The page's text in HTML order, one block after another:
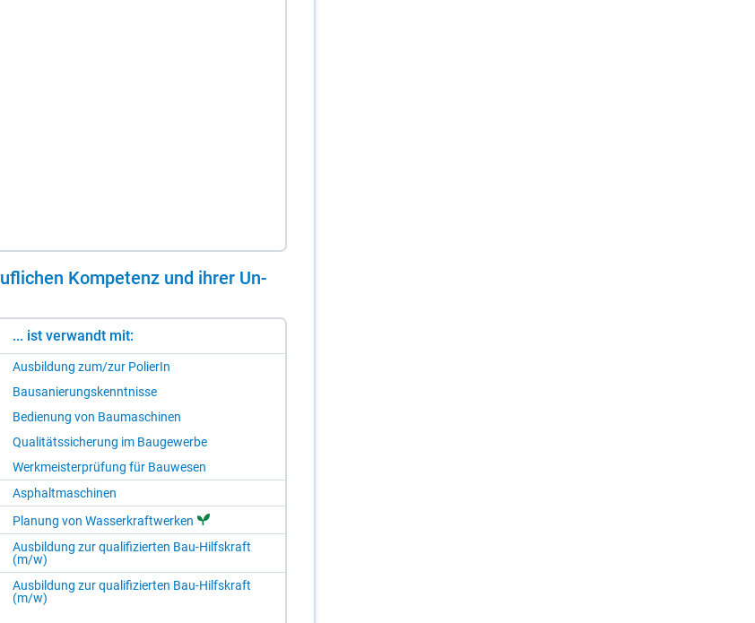
Kom­pe­tenz und ih­rer Un­
... ist verwandt mit:
Ausbildung zum/zur PolierIn
Bausanierungskenntnisse
Bedienung von Baumaschinen
Qualitätssicherung im Baugewerbe
Werkmeisterprüfung für Bauwesen
Asphaltmaschinen
Planung von Wasserkraftwerken
Ausbildung zur qualifizierten Bau-Hilfskraft
(m/w)
Ausbildung zur qualifizierten Bau-Hilfskraft
(m/w)